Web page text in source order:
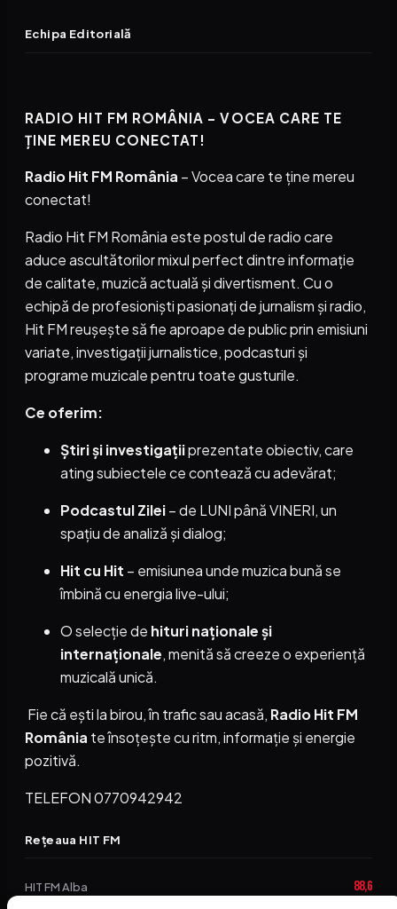
Echipa Editorială
RADIO HIT FM ROMÂNIA – VOCEA CARE TE
ȚINE MEREU CONECTAT!
Radio Hit FM România – Vocea care te ține mereu
conectat!
Radio Hit FM România este postul de radio care
aduce ascultătorilor mixul perfect dintre informație
de calitate, muzică actuală și divertisment. Cu o
echipă de profesioniști pasionați de jurnalism și radio,
Hit FM reușește să fie aproape de public prin emisiuni
variate, investigații jurnalistice, podcasturi și
programe muzicale pentru toate gusturile.
Ce oferim:
Știri și investigațiiprezentate obiectiv, care
ating subiectele ce contează cu adevărat;
Podcastul Zilei– de LUNI până VINERI, un
spațiu de analiză și dialog;
Hit cu Hit – emisiunea unde muzica bună se
îmbină cu energia live-ului;
O selecție de hituri naționale și
internaționale, menită să creeze o experiență
muzicală unică.
Fie că ești la birou, în trafic sau acasă, Radio Hit FM
România te însoțește cu ritm, informație și energie
pozitivă.
TELEFON 0770942942
Rețeaua HIT FM
HIT FM Alba 88,6